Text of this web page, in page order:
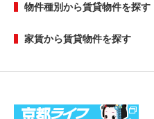
物件種別から賃貸物件を探す
家賃から賃貸物件を探す